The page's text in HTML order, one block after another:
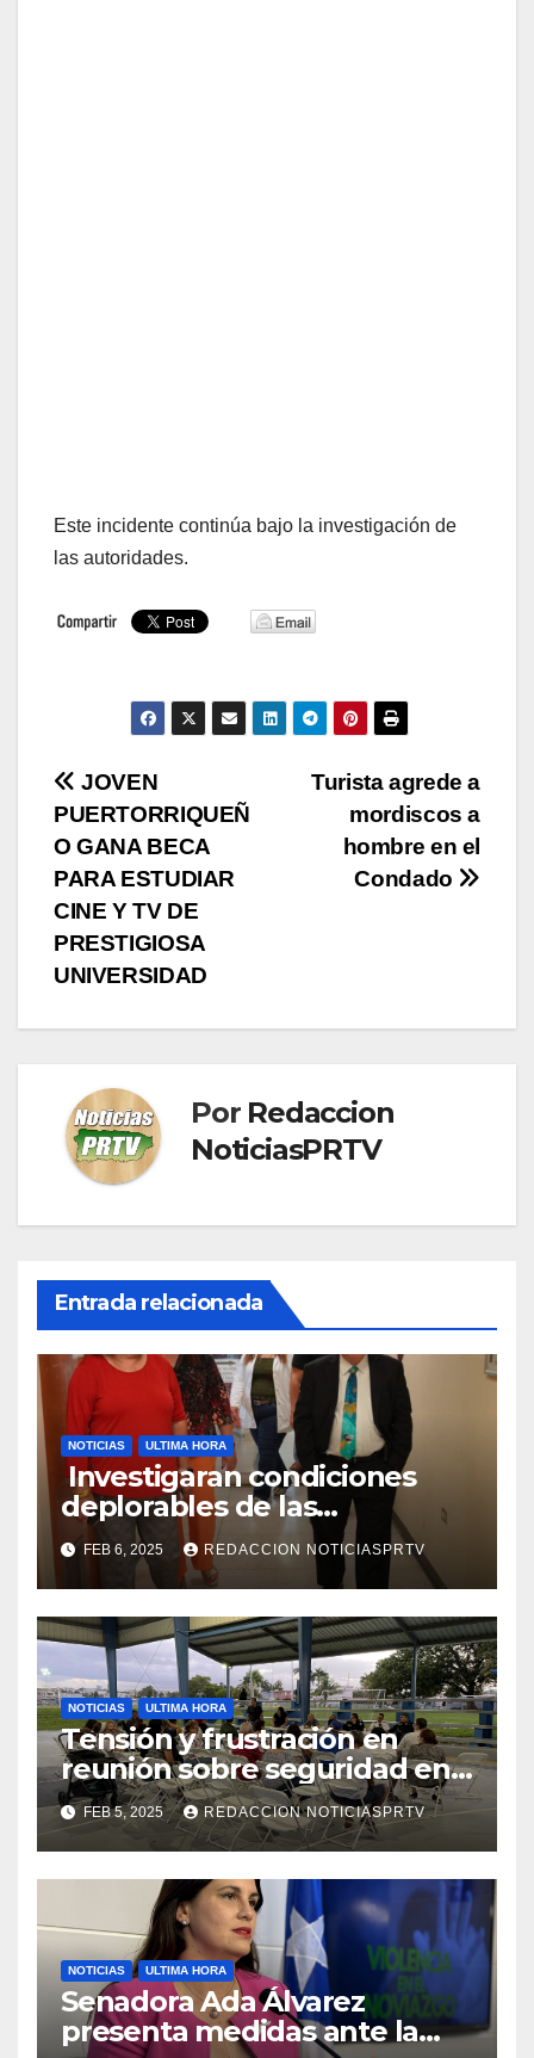
Este incidente continúa bajo la investigación de
las autoridades.
Navegación
de
entradas
Turista agrede a
mordiscos a
hombre en el
Condado
JOVEN
PUERTORRIQUEÑ
O GANA BECA
PARA ESTUDIAR
CINE Y TV DE
PRESTIGIOSA
UNIVERSIDAD
Por Redaccion
NoticiasPRTV
Entrada relacionada
NOTICIAS ULTIMA HORA
Investigaran condiciones
deplorables de las
facilidades el Departamento
de la Salud en Mayagüez
FEB 6, 2025 REDACCION NOTICIASPRTV
NOTICIAS ULTIMA HORA
Tensión y frustración en
reunión sobre seguridad en
Reparto Metropolitano
FEB 5, 2025 REDACCION NOTICIASPRTV
NOTICIAS ULTIMA HORA
Senadora Ada Álvarez
presenta medidas ante la